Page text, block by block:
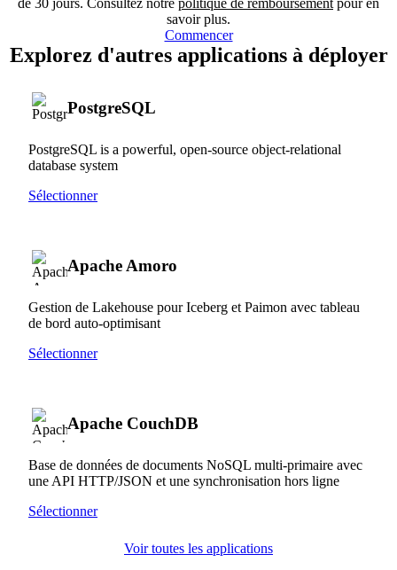
savoir plus.
Commencer
Explorez d'autres applications à déployer
PostgreSQL
PostgreSQL is a powerful, open-source object-relational
database system
Sélectionner
Apache Amoro
Gestion de Lakehouse pour Iceberg et Paimon avec tableau
de bord auto-optimisant
Sélectionner
Apache CouchDB
Base de données de documents NoSQL multi-primaire avec
une API HTTP/JSON et une synchronisation hors ligne
Sélectionner
Voir toutes les applications